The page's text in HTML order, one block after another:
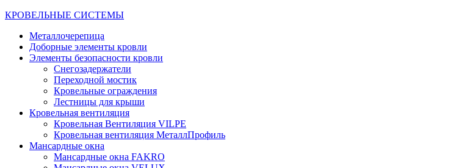
КРОВЕЛЬНЫЕ СИСТЕМЫ
Металлочерепица
Доборные элементы кровли
Элементы безопасности кровли
Снегозадержатели
Переходной мостик
Кровельные ограждения
Лестницы для крыши
Кровельная вентиляция
Кровельная Вентиляция VILPE
Кровельная вентиляция МеталлПрофиль
Мансардные окна
Мансардные окна FAKRO